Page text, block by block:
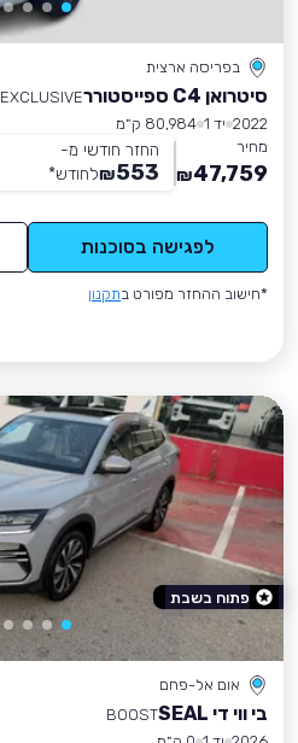
בפריסה ארצית
סיטרואן C4 ספייסטורר
EXCLUSIVE
2022 יד 1
80,984 ק״מ
מחיר
47,759
₪
החזר חודשי מ-
553
₪לחודש*
לפגישה בסוכנות
*חישוב ההחזר מפורט בתקנון
אום אל-פחם
בי ווי די SEAL
BOOST
פתוח בשבת